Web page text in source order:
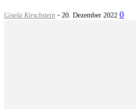
Gisela Kirschstein - 20. Dezember 2022 0